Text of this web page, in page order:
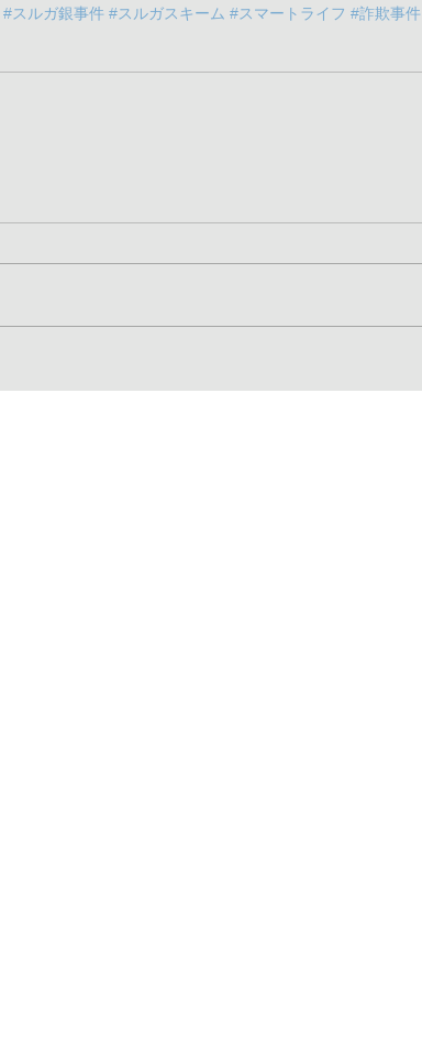
#スルガ銀事件 #スルガスキーム #スマートライフ #詐欺事件